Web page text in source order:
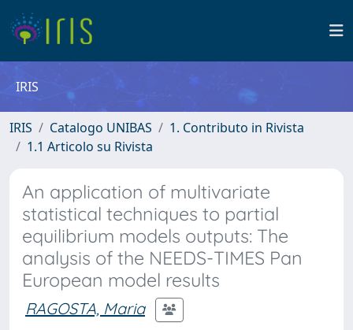
IRIS
IRIS Catalogo UNIBAS
1. Contributo in Rivista
1.1 Articolo su Rivista
An application of multivariate
statistical techniques to partial
equilibrium models outputs: The
analysis of the NEEDS-TIMES Pan
European model results
RAGOSTA, Maria